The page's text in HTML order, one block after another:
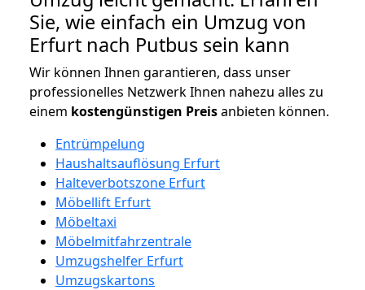
Sie, wie einfach ein Umzug von
Erfurt nach Putbus sein kann
Wir können Ihnen garantieren, dass unser
professionelles Netzwerk Ihnen nahezu alles zu
einem kostengünstigen Preisanbieten können.
Entrümpelung
Haushaltsauflösung Erfurt
Halteverbotszone Erfurt
Möbellift Erfurt
Möbeltaxi
Möbelmitfahrzentrale
Umzugshelfer Erfurt
Umzugskartons